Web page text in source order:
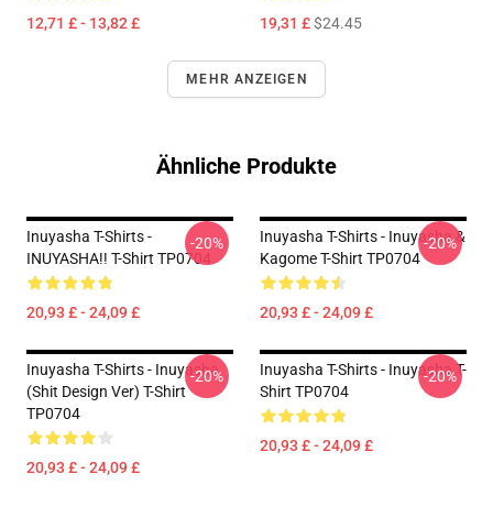
12,71 £ - 13,82 £ 19,31 £$24.45
MEHR ANZEIGEN
Ähnliche Produkte
Inuyasha T-Shirts -
INUYASHA!! T-Shirt TP0704
20,93 £ - 24,09 £
-20%
Inuyasha T-Shirts - Inuyasha &
Kagome T-Shirt TP0704
20,93 £ - 24,09 £
-20%
Inuyasha T-Shirts - Inuyasha
(shit Design Ver) T-Shirt
TP0704
20,93 £ - 24,09 £
-20%
Inuyasha T-Shirts - Inuyasha T-
Shirt TP0704
20,93 £ - 24,09 £
-20%